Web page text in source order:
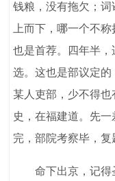
钱粮，没有拖欠；
上而下，哪一个不
也是首荐。四年半
选。这也是部议定的
某人吏部，少不得
史，在福建道。先
完，部院考察毕，复
命下出京，记得